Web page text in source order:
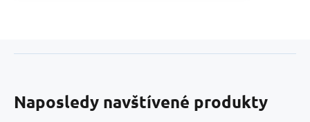
Naposledy navštívené produkty